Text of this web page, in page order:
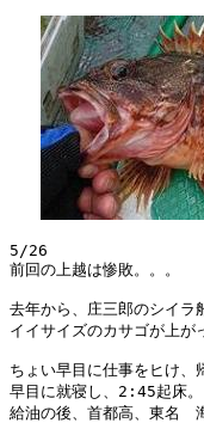
5/26
前回の上越は惨敗。。。
去年から、庄三郎のシイラ
イイサイズのカサゴが上が
ちょい早目に仕事をヒけ、
早目に就寝し、2:45起床
給油の後、首都高、東名　